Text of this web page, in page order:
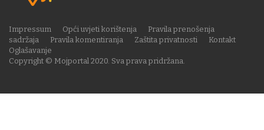
Copyright © Mojportal 2020. Sva prava pridržana.
Impressum Opći uvjeti korištenja
Pravila prenošenja
sadržaja
Pravila komentiranja Zaštita privatnosti
Kontakt
Oglašavanje